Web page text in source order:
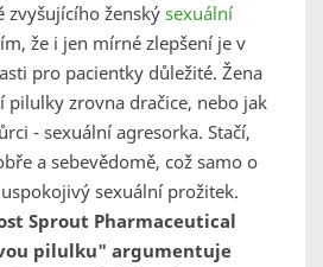
zvyšujícího ženský sexuální
že i jen mírné zlepšení je v
pro pacientky důležité. Žena
pilulky zrovna dračice, nebo jak
- sexuální agresorka. Stačí,
a sebevědomě, což samo o
sexuální prožitek.
Sprout Pharmaceutical
pilulku" argumentuje